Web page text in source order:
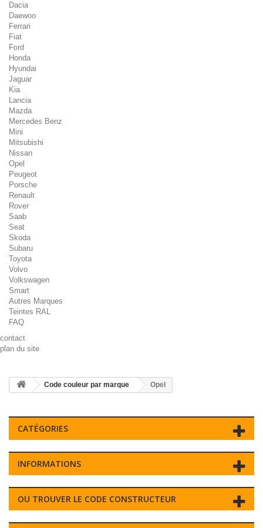
Dacia
Daewoo
Ferrari
Fiat
Ford
Honda
Hyundai
Jaguar
Kia
Lancia
Mazda
Mercedes Benz
Mini
Mitsubishi
Nissan
Opel
Peugeot
Porsche
Renault
Rover
Saab
Seat
Skoda
Subaru
Toyota
Volvo
Volkswagen
Smart
Autres Marques
Teintes RAL
FAQ
contact
plan du site
Code couleur par marque Opel
CATÉGORIES
INFORMATIONS
OU TROUVER LE CODE CONSTRUCTEUR